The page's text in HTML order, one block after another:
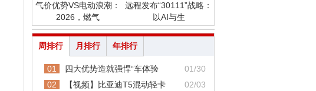
气价优势VS电动浪潮：
2026，燃气
远程发布“30111”战略：
以AI与生
周排行 月排行 年排行
01 四大优势造就强悍“车体验
01/30
02
【视频】比亚迪T5混动轻卡
02/03